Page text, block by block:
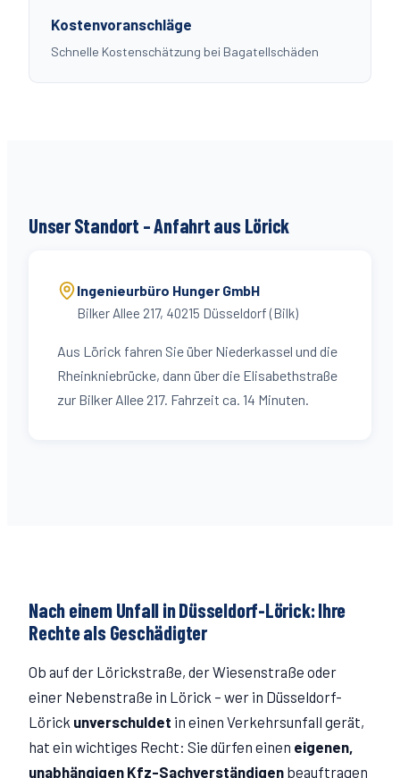
Kostenvoranschläge
Schnelle Kostenschätzung bei Bagatellschäden
Unser Standort – Anfahrt ausLörick
Ingenieurbüro Hunger GmbH
Bilker Allee 217, 40215 Düsseldorf (Bilk)
Aus Lörick fahren Sie über Niederkassel und die
Rheinkniebrücke, dann über die Elisabethstraße
zur Bilker Allee 217. Fahrzeit ca. 14 Minuten.
Nach einem Unfall in Düsseldorf-Lörick: Ihre
Rechte als Geschädigter
Ob auf der Lörickstraße, der Wiesenstraße oder
einer Nebenstraße in Lörick – wer in Düsseldorf-
Lörick unverschuldet in einen Verkehrsunfall gerät,
hat ein wichtiges Recht: Sie dürfen einen eigenen,
unabhängigen Kfz-Sachverständigen beauftragen